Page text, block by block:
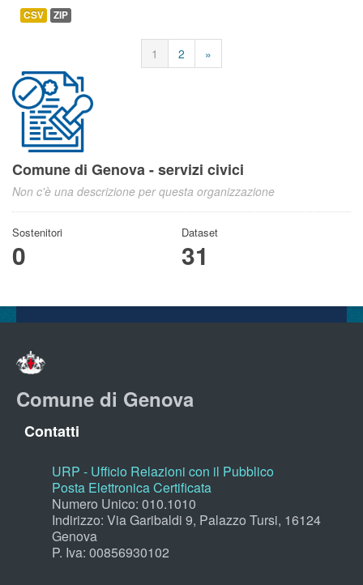
CSV ZIP
1 2 »
Comune di Genova - servizi civici
Non c'è una descrizione per questa organizzazione
Sostenitori
0
Dataset
31
Comune di Genova
Contatti
URP - Ufficio Relazioni con il Pubblico
Posta Elettronica Certificata
Numero Unico: 010.1010
Indirizzo: Via Garibaldi 9, Palazzo Tursi, 16124
Genova
P. Iva: 00856930102